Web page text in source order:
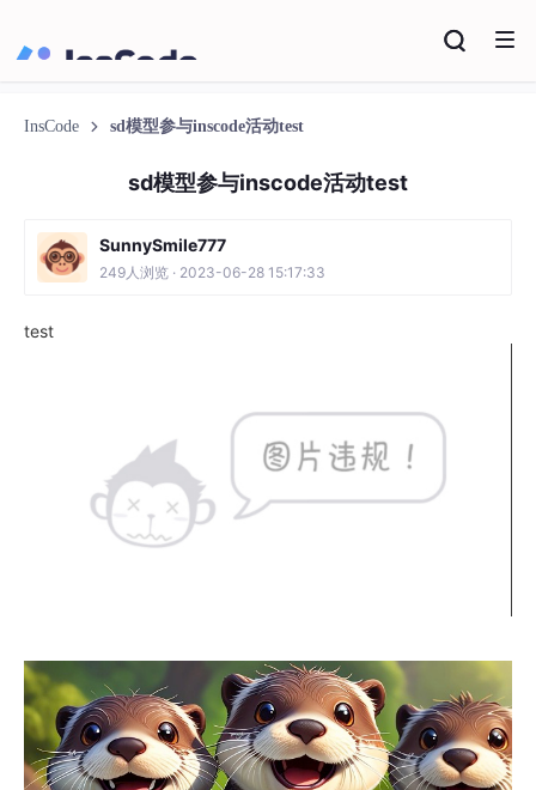
InsCode sd模型参与inscode活动test
sd模型参与inscode活动test
SunnySmile777
249人浏览 · 2023-06-28 15:17:33
test